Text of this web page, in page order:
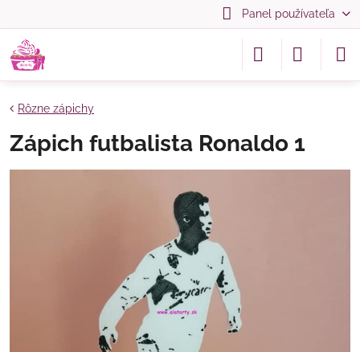
Panel používateľa
Rôzne zápichy
Zápich futbalista Ronaldo 1